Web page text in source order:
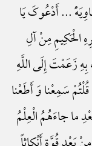
... أَدْعُوکَ یَا
الْحَکِیمِ مِنْ آلِ
زَعَمْتَ إِلَی اللَّهِ
سَمِعْنا وَ أَطَعْنا
ما جاءَهُمُ الْعِلْمُ